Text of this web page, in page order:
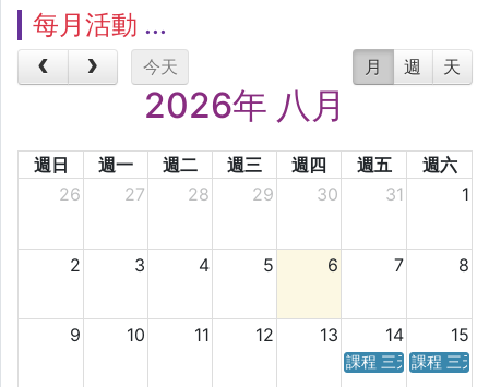
每月活動
今天 月 週 天
2026年 八月
週日 週一 週二 週三 週四 週五
週六
26
27 28 29 30 31 1
2 3 4 5 6 7 8
9 10 11 12 13 14 15
課程 三天／六天 時
課程 三天